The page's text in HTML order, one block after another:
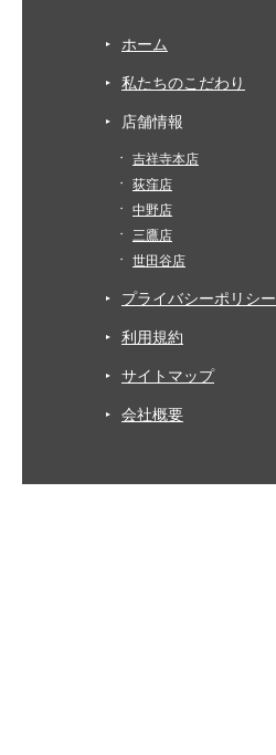
ホーム
私たちのこだわり
店舗情報
吉祥寺本店
荻窪店
中野店
三鷹店
世田谷店
プライバシーポリシー
利用規約
サイトマップ
会社概要